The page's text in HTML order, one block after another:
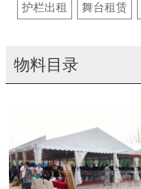
护栏出租 舞台租赁
物料目录